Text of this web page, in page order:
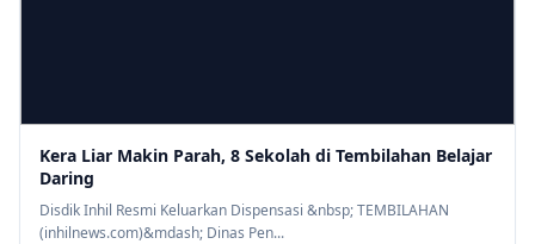
Kera Liar Makin Parah, 8 Sekolah di Tembilahan Belajar
Daring
Disdik Inhil Resmi Keluarkan Dispensasi &nbsp; TEMBILAHAN
(inhilnews.com)&mdash; Dinas Pen...